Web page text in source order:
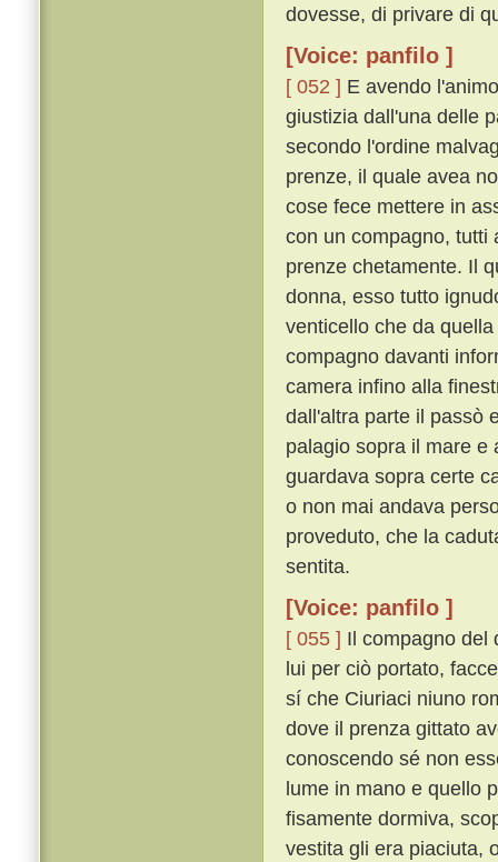
dovesse, di privare di
[Voice: panfilo ]
[ 052 ] E avendo
giustizia dall'una delle
secondo l'ordine
prenze, il quale avea
cose fece mettere in
con un compagno, tutti
prenze chetamente. Il
donna, esso tutto
venticello che da
compagno davanti
camera infino alla
dall'altra parte il passò
palagio sopra il mare e
guardava sopra certe
o non mai andava
proveduto, che la
sentita.
[Voice: panfilo ]
[ 055 ] Il compagno del
lui per ciò portato,
sí che Ciuriaci niuno
dove il prenza gittato
conoscendo sé non
lume in mano e quello
fisamente dormiva,
vestita gli era piaciuta,